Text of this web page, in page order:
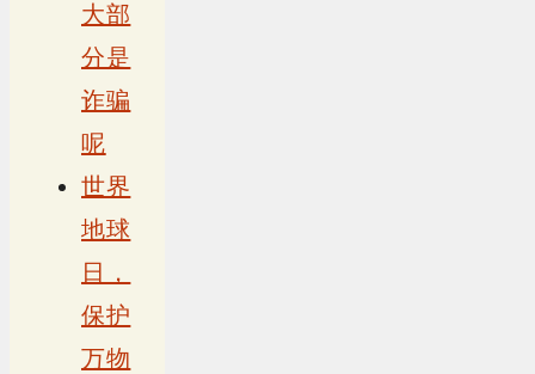
大部
分是
诈骗
呢
世界
地球
日，
保护
万物